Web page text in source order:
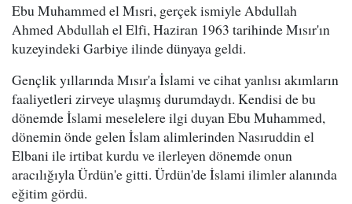
Ebu Muhammed el Mısri, gerçek ismiyle Abdullah
Ahmed Abdullah el Elfi, Haziran 1963 tarihinde Mısır'ın
kuzeyindeki Garbiye ilinde dünyaya geldi.
Gençlik yıllarında Mısır'a İslami ve cihat yanlısı akımların
faaliyetleri zirveye ulaşmış durumdaydı. Kendisi de bu
dönemde İslami meselelere ilgi duyan Ebu Muhammed,
dönemin önde gelen İslam alimlerinden Nasıruddin el
Elbani ile irtibat kurdu ve ilerleyen dönemde onun
aracılığıyla Ürdün'e gitti. Ürdün'de İslami ilimler alanında
eğitim gördü.